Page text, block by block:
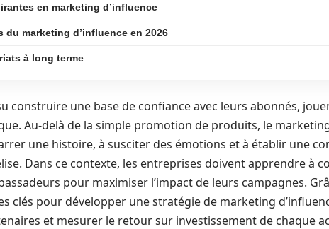
en marketing d’influence
marketing d’influence en 2026
à long terme
construire une base de confiance avec leurs abonnés,
Au-delà de la simple promotion de produits, le
une histoire, à susciter des émotions et à établir une
Dans ce contexte, les entreprises doivent apprendre à
pour maximiser l’impact de leurs campagnes.
clés pour développer une stratégie de marketing
et mesurer le retour sur investissement de chaque